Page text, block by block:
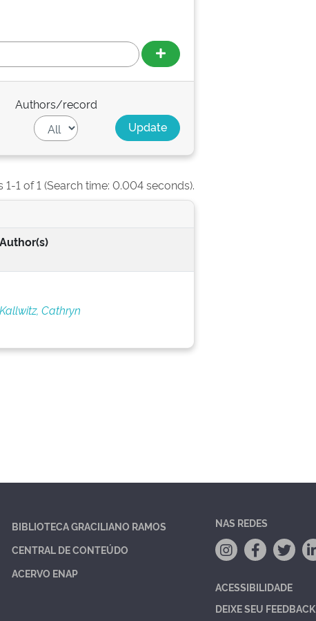
Authors/record
1-1 of 1 (Search time: 0.004 seconds).
Author(s)
Kallwitz, Cathryn
BIBLIOTECA GRACILIANO RAMOS
CENTRAL DE CONTEÚDO
ACERVO ENAP
NAS REDES
ACESSIBILIDADE
DEIXE SEU FEEDBACK